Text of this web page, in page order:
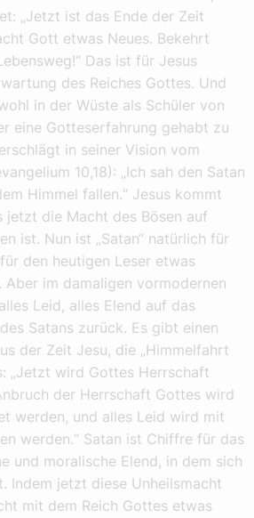
„Jetzt ist das Ende der Zeit
Gott etwas Neues. Bekehrt
Das ist für Jesus
des Reiches Gottes. Und
in der Wüste als Schüler von
eine Gotteserfahrung gehabt zu
in seiner Vision vom
10,18): „Ich sah den Satan
Himmel fallen.“ Jesus kommt
jetzt die Macht des Bösen auf
ist. Nun ist „Satan“ natürlich für
den heutigen Leser etwas
im damaligen vormodernen
Leid, alles Elend auf das
Satans zurück. Es gibt einen
der Zeit Jesu, die „Himmelfahrt
„Jetzt wird Gottes Herrschaft
der Herrschaft Gottes wird
werden, und alles Leid wird mit
werden.“ Satan ist Chiffre für das
und moralische Elend, in dem sich
Indem jetzt diese Unheilsmacht
mit dem Reich Gottes etwas